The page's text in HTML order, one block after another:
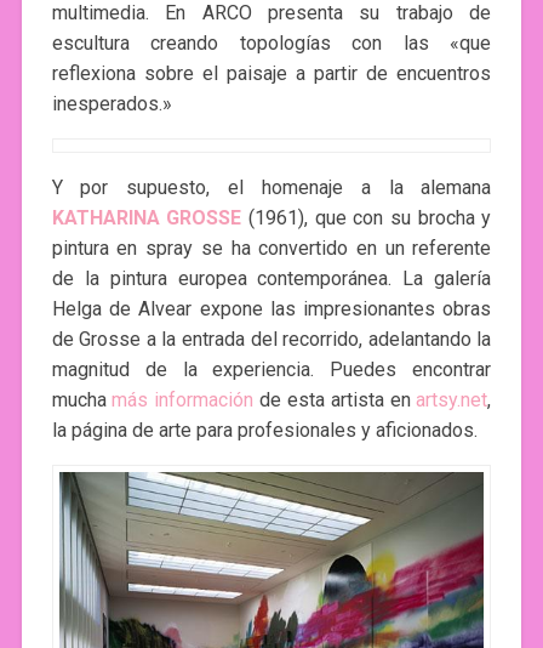
multimedia. En ARCO presenta su trabajo de
escultura creando topologías con las «que
reflexiona sobre el paisaje a partir de encuentros
inesperados.»
Y por supuesto, el homenaje a la alemana
KATHARINA GROSSE (1961), que con su brocha y
pintura en spray se ha convertido en un referente
de la pintura europea contemporánea. La galería
Helga de Alvear expone las impresionantes obras
de Grosse a la entrada del recorrido, adelantando la
magnitud de la experiencia. Puedes encontrar
muchamás información de esta artista enartsy.net,
la página de arte para profesionales y aficionados.